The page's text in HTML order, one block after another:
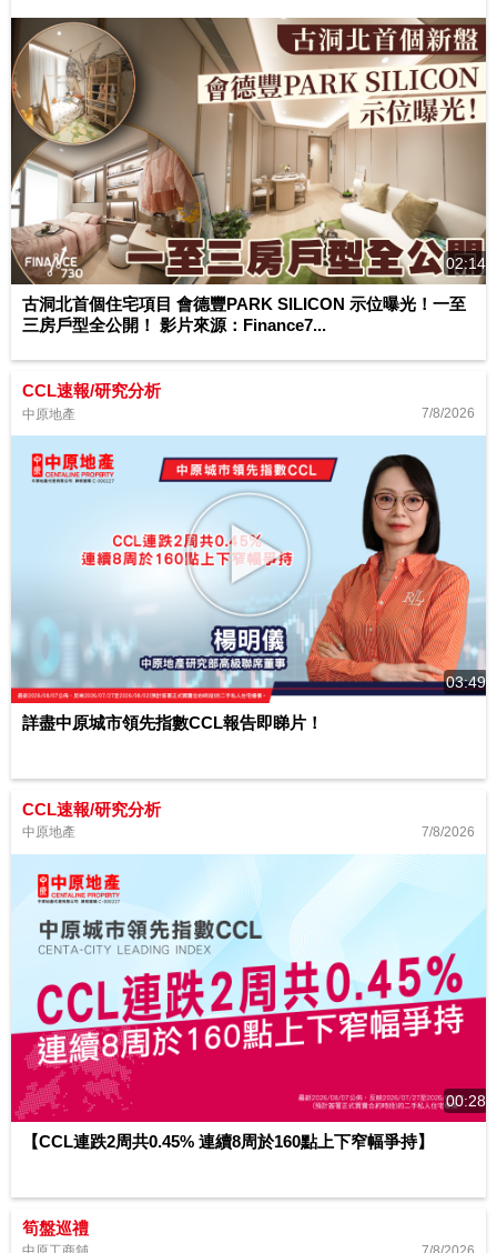
02:14
古洞北首個住宅項目 會德豐PARK SILICON 示位曝光！一至
三房戶型全公開！ 影片來源：Finance7...
CCL速報/研究分析
中原地產 7/8/2026
03:49
詳盡中原城市領先指數CCL報告即睇片！
CCL速報/研究分析
中原地產 7/8/2026
00:28
【CCL連跌2周共0.45% 連續8周於160點上下窄幅爭持】
筍盤巡禮